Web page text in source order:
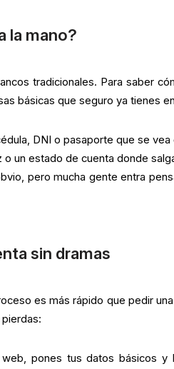
la mano?
tradicionales. Para saber
básicas que seguro ya tienes
DNI o pasaporte que se vea
un estado de cuenta donde
pero mucha gente entra
sin dramas
es más rápido que pedir
pones tus datos básicos y